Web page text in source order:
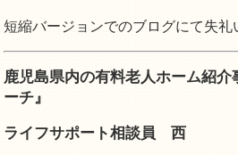
短縮バージョンでのブログにて失礼
鹿児島県内の有料老人ホーム紹
ーチ』
ライフサポート相談員 西